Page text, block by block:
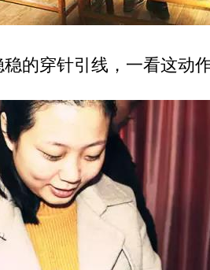
的穿针引线，一看这动